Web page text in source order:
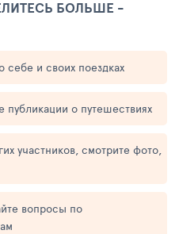
БОЛЬШЕ -
себе и своих поездках
публикации о путешествиях
участников, смотрите фото,
вопросы по